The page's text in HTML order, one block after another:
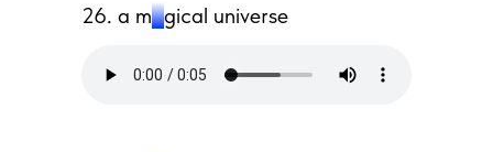
26. a magical universe